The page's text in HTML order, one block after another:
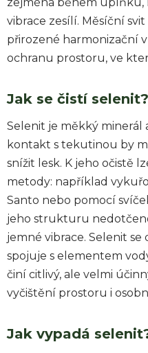
vibrace zesílí. Měsíční
přirozené harmonizační
ochranu prostoru, ve
Jak se čistí selenit?
Selenit je měkký minerál
kontakt s tekutinou by
snížit lesk. K jeho očistě
metody: například
Santo nebo pomocí
jeho strukturu
jemné vibrace. Selenit
spojuje s elementem
činí citlivý, ale velmi
vyčištění prostoru i
Jak vypadá